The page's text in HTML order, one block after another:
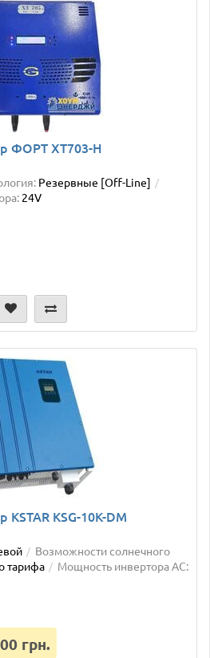
ФОРТ XT703-Н
Резервные [Off-Line]
24V
KSG-10K-DM
Возможности солнечного
тарифа
Мощность инвертора AC:
грн.